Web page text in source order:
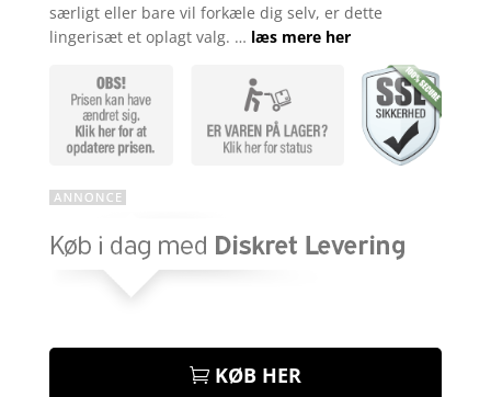
særligt eller bare vil forkæle dig selv, er dette
lingerisæt et oplagt valg. … læs mere her
KØB HER